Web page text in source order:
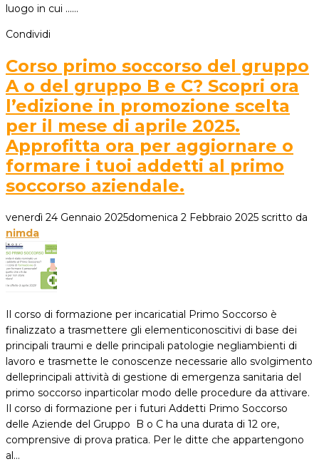
luogo in cui ...…
Condividi
Corso primo soccorso del gruppo
A o del gruppo B e C? Scopri ora
l’edizione in promozione scelta
per il mese di aprile 2025.
Approfitta ora per aggiornare o
formare i tuoi addetti al primo
soccorso aziendale.
venerdì 24 Gennaio 2025domenica 2 Febbraio 2025 scritto da
nimda
Il corso di formazione per incaricatial Primo Soccorso è
finalizzato a trasmettere gli elementiconoscitivi di base dei
principali traumi e delle principali patologie negliambienti di
lavoro e trasmette le conoscenze necessarie allo svolgimento
delleprincipali attività di gestione di emergenza sanitaria del
primo soccorso inparticolar modo delle procedure da attivare.
Il corso di formazione per i futuri Addetti Primo Soccorso
delle Aziende del Gruppo B o C ha una durata di 12 ore,
comprensive di prova pratica. Per le ditte che appartengono
al…